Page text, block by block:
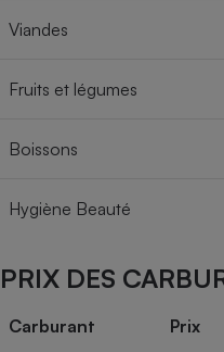
Viandes
Fruits et légumes
Boissons
Hygiène Beauté
PRIX DES
Carburant Prix